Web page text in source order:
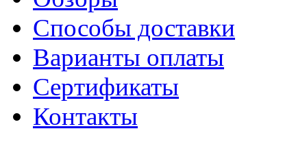
Способы доставки
Варианты оплаты
Сертификаты
Контакты